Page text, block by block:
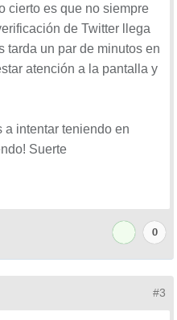
cierto es que no siempre
de Twitter llega
tarda un par de minutos en
atención a la pantalla y
a intentar teniendo en
Suerte
0
#3